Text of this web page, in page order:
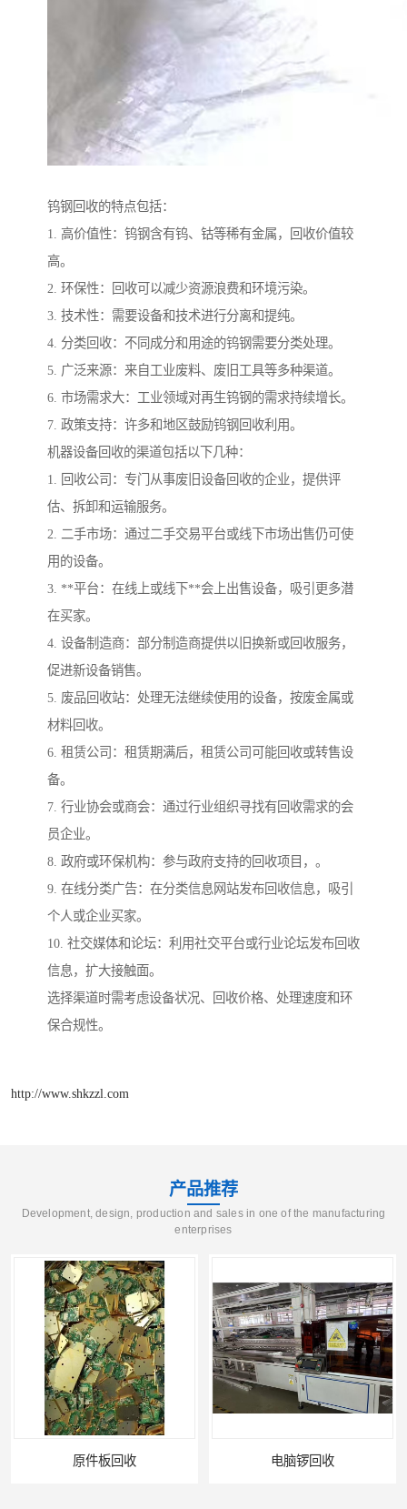
钨钢回收的特点包括：
1. 高价值性：钨钢含有钨、钴等稀有金属，回收价值较
高。
2. 环保性：回收可以减少资源浪费和环境污染。
3. 技术性：需要设备和技术进行分离和提纯。
4. 分类回收：不同成分和用途的钨钢需要分类处理。
5. 广泛来源：来自工业废料、废旧工具等多种渠道。
6. 市场需求大：工业领域对再生钨钢的需求持续增长。
7. 政策支持：许多和地区鼓励钨钢回收利用。
机器设备回收的渠道包括以下几种：
1. 回收公司：专门从事废旧设备回收的企业，提供评
估、拆卸和运输服务。
2. 二手市场：通过二手交易平台或线下市场出售仍可使
用的设备。
3. **平台：在线上或线下**会上出售设备，吸引更多潜
在买家。
4. 设备制造商：部分制造商提供以旧换新或回收服务，
促进新设备销售。
5. 废品回收站：处理无法继续使用的设备，按废金属或
材料回收。
6. 租赁公司：租赁期满后，租赁公司可能回收或转售设
备。
7. 行业协会或商会：通过行业组织寻找有回收需求的会
员企业。
8. 政府或环保机构：参与政府支持的回收项目，。
9. 在线分类广告：在分类信息网站发布回收信息，吸引
个人或企业买家。
10. 社交媒体和论坛：利用社交平台或行业论坛发布回收
信息，扩大接触面。
选择渠道时需考虑设备状况、回收价格、处理速度和环
保合规性。
http://www.shkzzl.com
产品推荐
Development, design, production and sales in one of the manufacturing
enterprises
电脑锣回收 回收机器设备